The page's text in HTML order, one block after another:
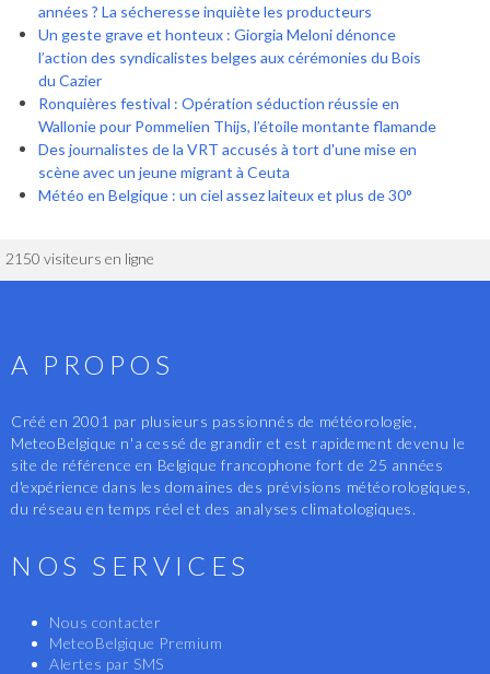
années ? La sécheresse inquiète les producteurs
Un geste grave et honteux : Giorgia Meloni dénonce
l’action des syndicalistes belges aux cérémonies du Bois
du Cazier
Ronquières festival : Opération séduction réussie en
Wallonie pour Pommelien Thijs, l’étoile montante flamande
Des journalistes de la VRT accusés à tort d'une mise en
scène avec un jeune migrant à Ceuta
Météo en Belgique : un ciel assez laiteux et plus de 30°
2150 visiteurs en ligne
A PROPOS
Créé en 2001 par plusieurs passionnés de météorologie,
MeteoBelgique n'a cessé de grandir et est rapidement devenu le
site de référence en Belgique francophone fort de 25 années
d'expérience dans les domaines des prévisions météorologiques,
du réseau en temps réel et des analyses climatologiques.
NOS SERVICES
Nous contacter
MeteoBelgique Premium
Alertes par SMS